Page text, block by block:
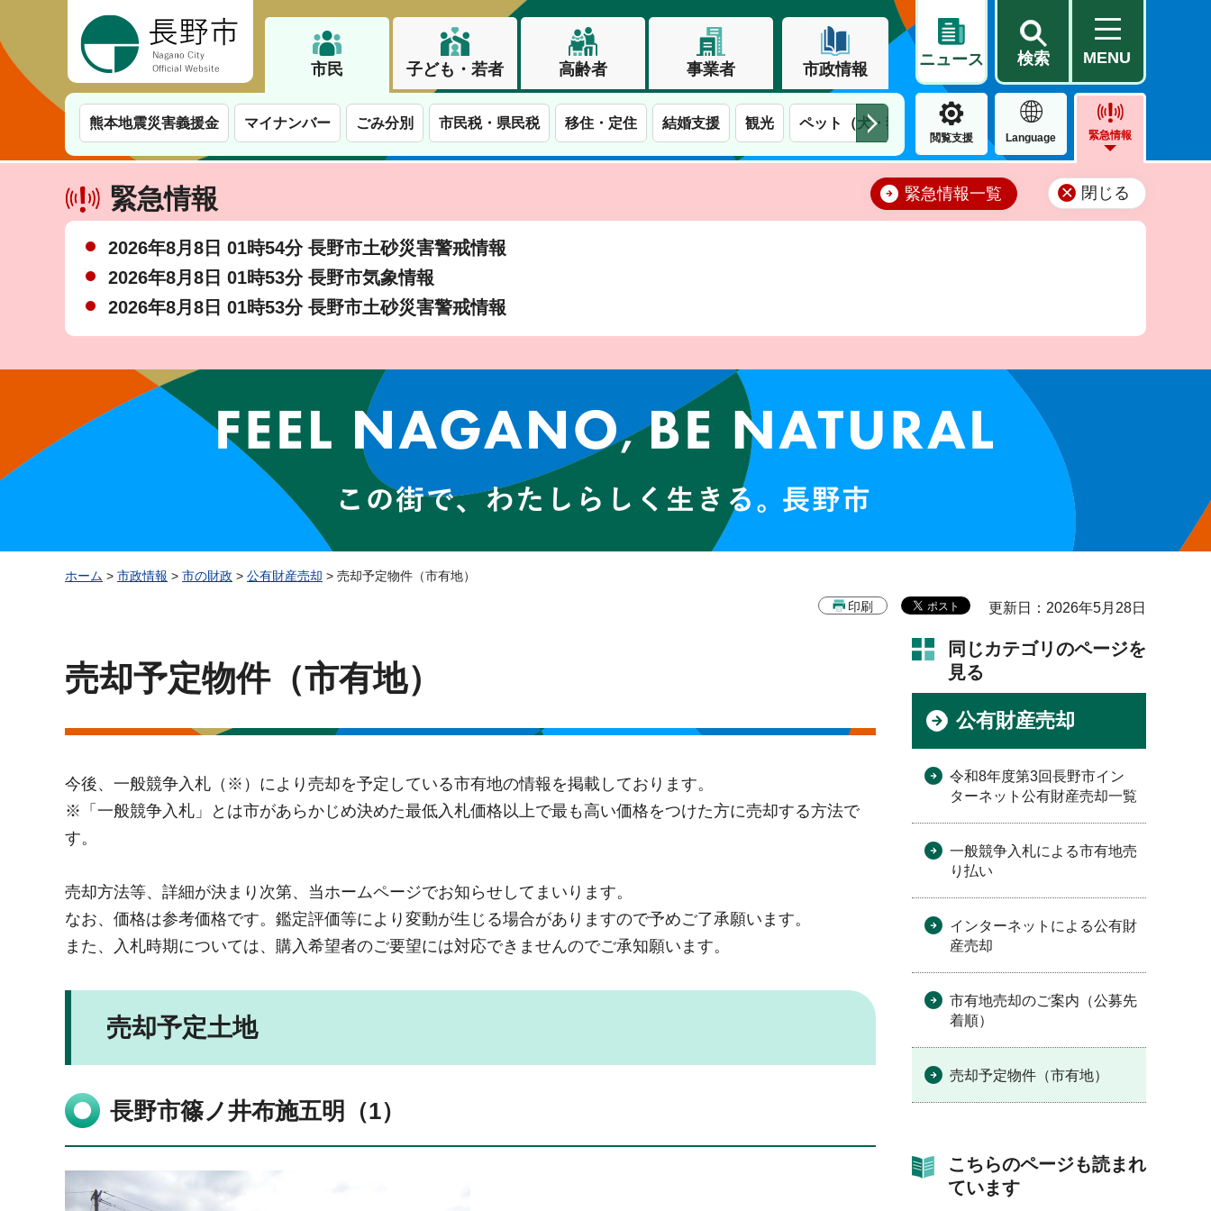
市民 子ども・若者 高齢者 事業者 市政情報
ニュース 検索 MENU
熊本地震災害義援金 マイナンバー ごみ分別 市民税・県民税 移住・定住 結婚支援 観光 ペット（犬・猫） 住民票・戸籍 公営住宅
閲覧支援 Language 緊急情報
緊急情報
2026年8月8日 01時54分 長野市土砂災害警戒情報
2026年8月8日 01時53分 長野市気象情報
2026年8月8日 01時53分 長野市土砂災害警戒情報
緊急情報一覧 閉じる
この街で、わたしらしく生きる。長野市
ホーム > 市政情報 > 市の財政 > 公有財産売却 > 売却予定物件（市有地）
印刷 更新日：2026年5月28日
売却予定物件（市有地）
今後、一般競争入札（※）により売却を予定している市有地の情報を掲載しております。
※「一般競争入札」とは市があらかじめ決めた最低入札価格以上で最も高い価格をつけた方に売却する方法で
す。
売却方法等、詳細が決まり次第、当ホームページでお知らせしてまいります。
なお、価格は参考価格です。鑑定評価等により変動が生じる場合がありますので予めご了承願います。
また、入札時期については、購入希望者のご要望には対応できませんのでご承知願います。
売却予定土地
長野市篠ノ井布施五明（1）
同じカテゴリのページを
見る
公有財産売却
令和8年度第3回長野市イン
ターネット公有財産売却一覧
一般競争入札による市有地売
り払い
インターネットによる公有財
産売却
市有地売却のご案内（公募先
着順）
売却予定物件（市有地）
こちらのページも読まれ
ています